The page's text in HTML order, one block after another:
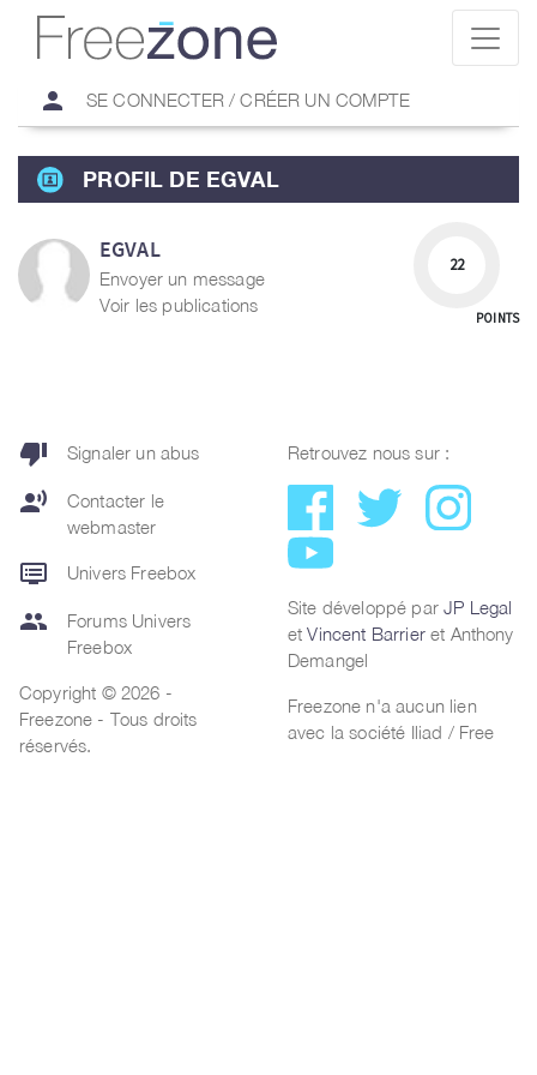
person SE CONNECTER / CRÉER UN COMPTE
PROFIL DE EGVAL
EGVAL
Envoyer un message
Voir les publications
22
POINTS
thumb_down Signaler un abus
record_voice_over
Contacter le
webmaster
dvr Univers Freebox
group
Forums Univers
Freebox
Copyright © 2026 -
Freezone - Tous droits
réservés.
Retrouvez nous sur :
Site développé parJP Legal
etVincent Barrieret Anthony
Demangel
Freezone n'a aucun lien
avec la société Iliad / Free